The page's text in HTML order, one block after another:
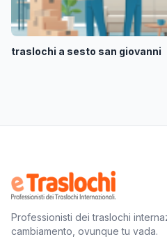
traslochi a sesto san giovanni
Professionisti dei traslochi
cambiamento, ovunque tu vada.